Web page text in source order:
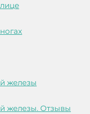
железы
железы. Отзывы